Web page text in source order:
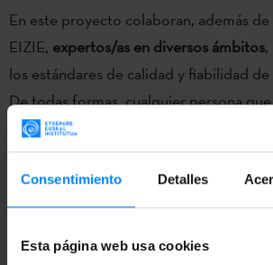
Consentimiento Detalles
Esta página web usa cookies
En este proyecto colaboran, además
EIZIE, expertos/as en diversos ámbitos,
los estándares de calidad y fiabilidad
De todas formas, cualquier persona
error u omisión podrá solicitar de los
base de datos la corrección, adición o
datos.
Traductores, Correctores e Intérpretes